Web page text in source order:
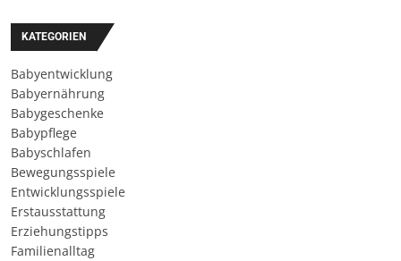
KATEGORIEN
Babyentwicklung
Babyernährung
Babygeschenke
Babypflege
Babyschlafen
Bewegungsspiele
Entwicklungsspiele
Erstausstattung
Erziehungstipps
Familienalltag